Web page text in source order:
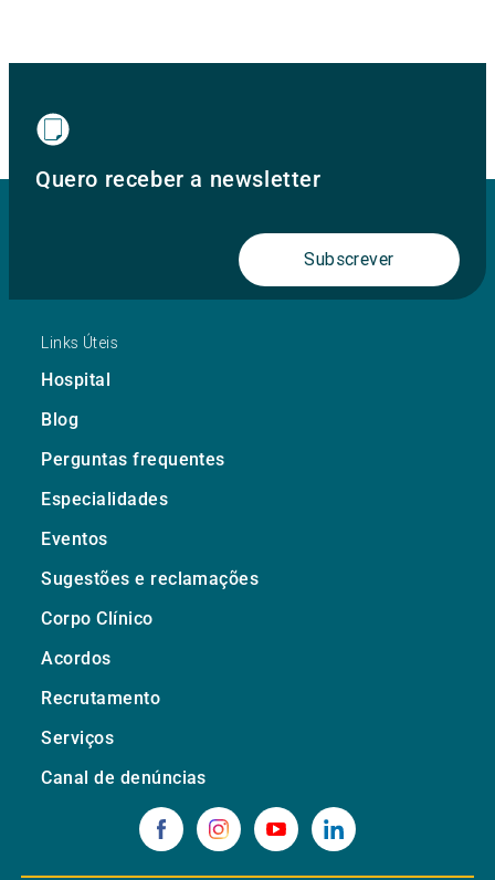
Quero receber a newsletter
Subscrever
Links Úteis
Hospital
Blog
Perguntas frequentes
Especialidades
Eventos
Sugestões e reclamações
Corpo Clínico
Acordos
Recrutamento
Serviços
Canal de denúncias